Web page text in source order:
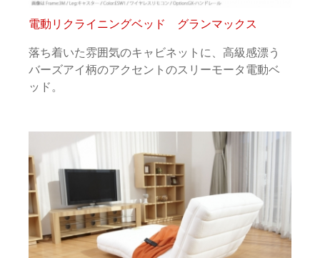
電動リクライニングベッド グランマックス
落ち着いた雰囲気のキャビネットに、高級感漂う
バーズアイ柄のアクセントのスリーモータ電動ベ
ッド。